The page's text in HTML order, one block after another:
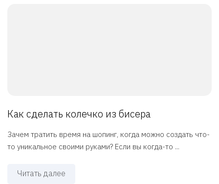
Как сделать колечко из бисера
Зачем тратить время на шопинг, когда можно создать что-
то уникальное своими руками? Если вы когда-то ...
Читать далее